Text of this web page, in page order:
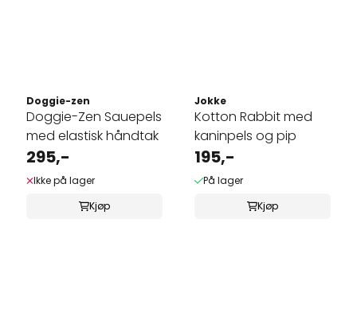
Doggie-zen
Doggie-Zen Sauepels
med elastisk håndtak
295,-
Ikke på lager
Kjøp
Jokke
Kotton Rabbit med
kaninpels og pip
195,-
På lager
Kjøp